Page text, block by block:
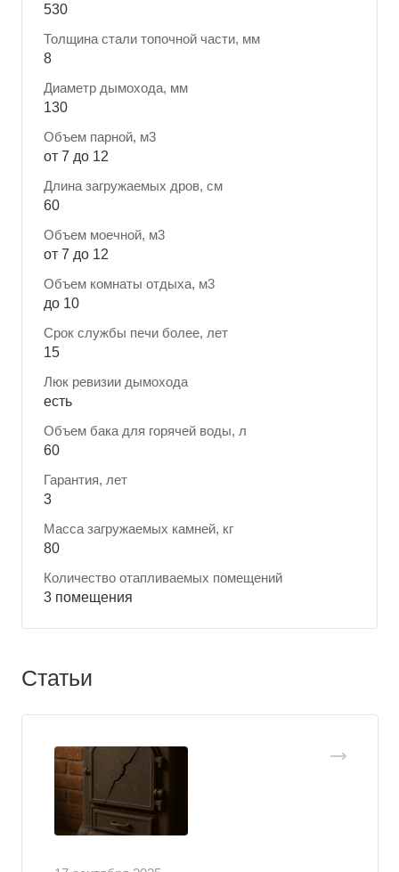
530
Толщина стали топочной части, мм
8
Диаметр дымохода, мм
130
Объем парной, м3
от 7 до 12
Длина загружаемых дров, см
60
Объем моечной, м3
от 7 до 12
Объем комнаты отдыха, м3
до 10
Срок службы печи более, лет
15
Люк ревизии дымохода
есть
Объем бака для горячей воды, л
60
Гарантия, лет
3
Масса загружаемых камней, кг
80
Количество отапливаемых помещений
3 помещения
Статьи